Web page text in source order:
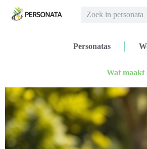
Personatas
Wat maakt